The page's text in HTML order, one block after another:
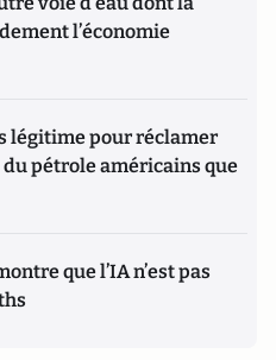
l’économie
légitime pour réclamer
pétrole américains que
que l’IA n’est pas